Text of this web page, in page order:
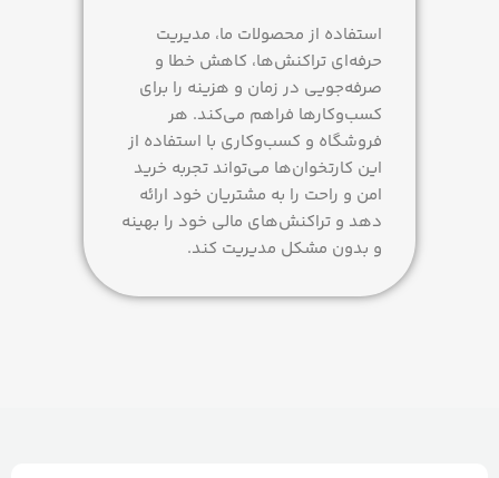
استفاده از محصولات ما، مدیریت
حرفه‌ای تراکنش‌ها، کاهش خطا و
صرفه‌جویی در زمان و هزینه را برای
کسب‌وکارها فراهم می‌کند. هر
فروشگاه و کسب‌وکاری با استفاده از
این کارتخوان‌ها می‌تواند تجربه خرید
امن و راحت را به مشتریان خود ارائه
دهد و تراکنش‌های مالی خود را بهینه
و بدون مشکل مدیریت کند.